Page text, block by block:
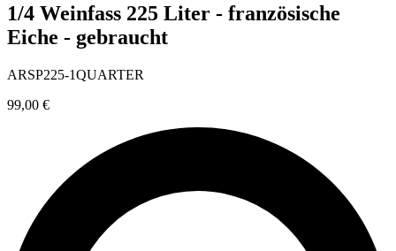
1/4 Weinfass 225 Liter - französische
Eiche - gebraucht
ARSP225-1QUARTER
99,00 €